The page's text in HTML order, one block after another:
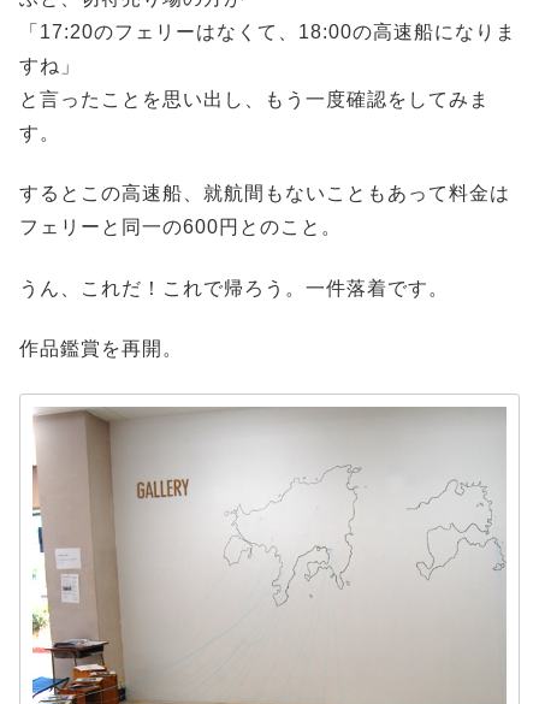
「17:20のフェリーはなくて、18:00の高速船になりま
すね」
と言ったことを思い出し、もう一度確認をしてみま
す。
するとこの高速船、就航間もないこともあって料金は
フェリーと同一の600円とのこと。
うん、これだ！これで帰ろう。一件落着です。
作品鑑賞を再開。